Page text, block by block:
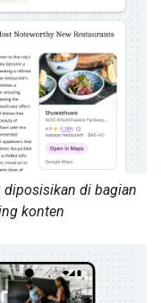
diposisikan di bagian
konten